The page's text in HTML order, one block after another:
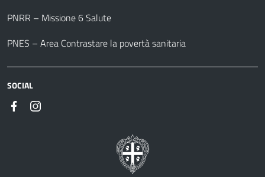
PNRR – Missione 6 Salute
PNES – Area Contrastare la povertà sanitaria
SOCIAL